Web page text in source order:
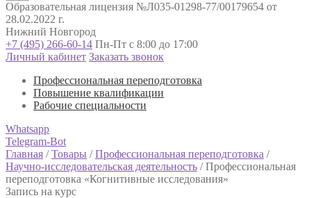
Образовательная лицензия №Л035-01298-77/00179654 от
28.02.2022 г.
Нижний Новгород
+7 (495) 266-60-14 Пн-Пт с 8:00 до 17:00
Личный кабинет Заказать звонок
Профессиональная переподготовка
Повышение квалификации
Рабочие специальности
Whatsapp
Telegram-Bot
Главная /Товары /Профессиональная переподготовка /
Научно-исследовательская деятельность /Профессиональная
переподготовка «Когнитивные исследования»
Запись на курс